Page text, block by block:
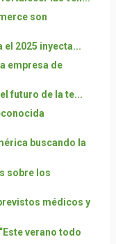
son
el 2025 inyecta...
empresa de
futuro de la te...
buscando la
sobre los
médicos y
verano todo